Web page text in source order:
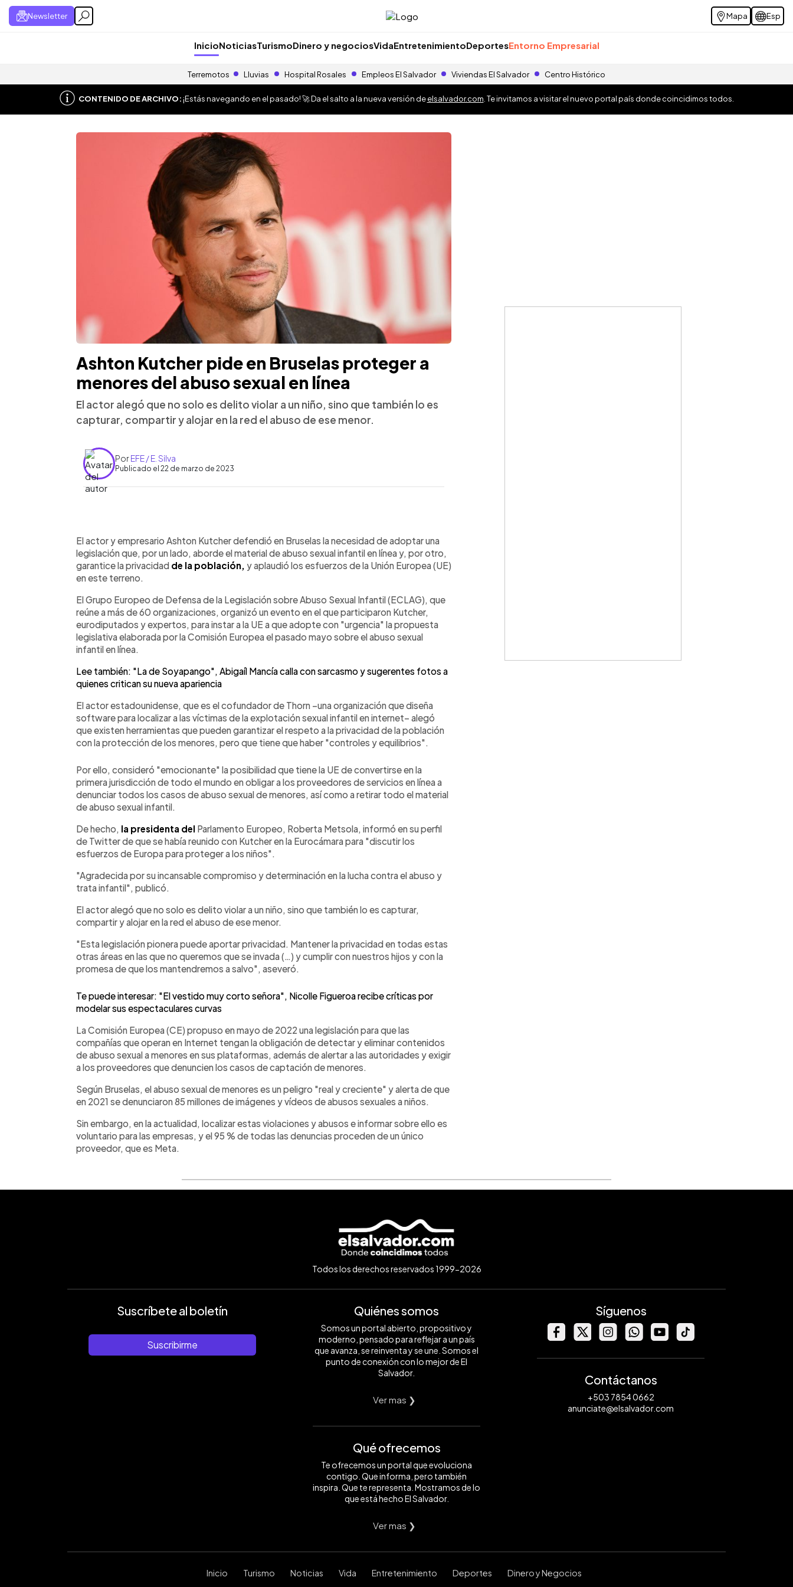
Newsletter Mapa Esp
InicioNoticiasTurismoDinero y negociosVidaEntretenimientoDeportesEntorno Empresarial
Terremotos Lluvias Hospital Rosales Empleos El Salvador Viviendas El Salvador Centro Histórico
CONTENIDO DE ARCHIVO:¡Estás navegando en el pasado! 🚀 Da el salto a la nueva versión deelsalvador.com . Te invitamos a visitar el nuevo portal país donde coincidimos todos.
Ashton Kutcher pide en Bruselas proteger a
menores del abuso sexual en línea
El actor alegó que no solo es delito violar a un niño, sino que también lo es
capturar, compartir y alojar en la red el abuso de ese menor.
PorEFE / E. Silva
Publicado el 22 de marzo de 2023
Escuchar artículo
El actor y empresario Ashton Kutcher defendió en Bruselas la necesidad de adoptar una
legislación que, por un lado, aborde el material de abuso sexual infantil en línea y, por otro,
garantice la privacidad de la población, y aplaudió los esfuerzos de la Unión Europea (UE)
en este terreno.
El Grupo Europeo de Defensa de la Legislación sobre Abuso Sexual Infantil (ECLAG), que
reúne a más de 60 organizaciones, organizó un evento en el que participaron Kutcher,
eurodiputados y expertos, para instar a la UE a que adopte con "urgencia" la propuesta
legislativa elaborada por la Comisión Europea el pasado mayo sobre el abuso sexual
infantil en línea.
Lee también: "La de Soyapango", Abigaíl Mancía calla con sarcasmo y sugerentes fotos a
quienes critican su nueva apariencia
El actor estadounidense, que es el cofundador de Thorn –una organización que diseña
software para localizar a las víctimas de la explotación sexual infantil en internet– alegó
que existen herramientas que pueden garantizar el respeto a la privacidad de la población
con la protección de los menores, pero que tiene que haber "controles y equilibrios".
Por ello, consideró "emocionante" la posibilidad que tiene la UE de convertirse en la
primera jurisdicción de todo el mundo en obligar a los proveedores de servicios en línea a
denunciar todos los casos de abuso sexual de menores, así como a retirar todo el material
de abuso sexual infantil.
De hecho, la presidenta del Parlamento Europeo, Roberta Metsola, informó en su perfil
de Twitter de que se había reunido con Kutcher en la Eurocámara para "discutir los
esfuerzos de Europa para proteger a los niños".
"Agradecida por su incansable compromiso y determinación en la lucha contra el abuso y
trata infantil", publicó.
El actor alegó que no solo es delito violar a un niño, sino que también lo es capturar,
compartir y alojar en la red el abuso de ese menor.
"Esta legislación pionera puede aportar privacidad. Mantener la privacidad en todas estas
otras áreas en las que no queremos que se invada (…) y cumplir con nuestros hijos y con la
promesa de que los mantendremos a salvo", aseveró.
Te puede interesar: "El vestido muy corto señora", Nicolle Figueroa recibe críticas por
modelar sus espectaculares curvas
La Comisión Europea (CE) propuso en mayo de 2022 una legislación para que las
compañías que operan en Internet tengan la obligación de detectar y eliminar contenidos
de abuso sexual a menores en sus plataformas, además de alertar a las autoridades y exigir
a los proveedores que denuncien los casos de captación de menores.
Según Bruselas, el abuso sexual de menores es un peligro "real y creciente" y alerta de que
en 2021 se denunciaron 85 millones de imágenes y vídeos de abusos sexuales a niños.
Sin embargo, en la actualidad, localizar estas violaciones y abusos e informar sobre ello es
voluntario para las empresas, y el 95 % de todas las denuncias proceden de un único
proveedor, que es Meta.
Todos los derechos reservados 1999-2026
Suscríbete al boletín
Suscribirme
Quiénes somos
Somos un portal abierto, propositivo y
moderno, pensado para reflejar a un país
que avanza, se reinventa y se une. Somos el
punto de conexión con lo mejor de El
Salvador.
Ver mas ❯
Qué ofrecemos
Te ofrecemos un portal que evoluciona
contigo. Que informa, pero también
inspira. Que te representa. Mostramos de lo
que está hecho El Salvador.
Ver mas ❯
Síguenos
Contáctanos
+503 7854 0662
anunciate@elsalvador.com
Inicio Turismo Noticias Vida Entretenimiento Deportes Dinero y Negocios